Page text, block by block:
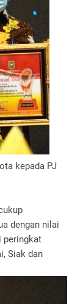
kepada PJ
dengan nilai
peringkat
Siak dan